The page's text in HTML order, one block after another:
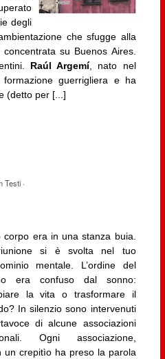
degli
che sfugge alla
su Buenos Aires.
Raúl Argemí, nato nel
guerrigliera e ha
(detto per [...]
Testi·
corpo era in una stanza buia.
si è svolta nel tuo
mentale. L’ordine del
era confuso dal sonno:
la vita o trasformare il
In silenzio sono intervenuti
di alcune associazioni
Ogni associazione,
un crepitìo ha preso la parola